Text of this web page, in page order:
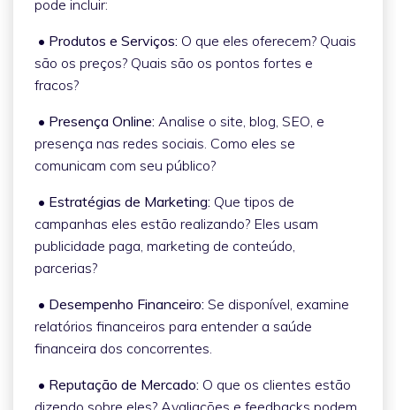
pode incluir:
• Produtos e Serviços: O que eles oferecem? Quais
são os preços? Quais são os pontos fortes e
fracos?
• Presença Online: Analise o site, blog, SEO, e
presença nas redes sociais. Como eles se
comunicam com seu público?
• Estratégias de Marketing: Que tipos de
campanhas eles estão realizando? Eles usam
publicidade paga, marketing de conteúdo,
parcerias?
• Desempenho Financeiro: Se disponível, examine
relatórios financeiros para entender a saúde
financeira dos concorrentes.
• Reputação de Mercado: O que os clientes estão
dizendo sobre eles? Avaliações e feedbacks podem